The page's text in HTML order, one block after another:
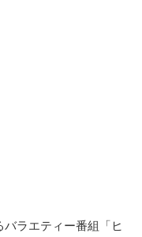
ラエティー番組「ヒ